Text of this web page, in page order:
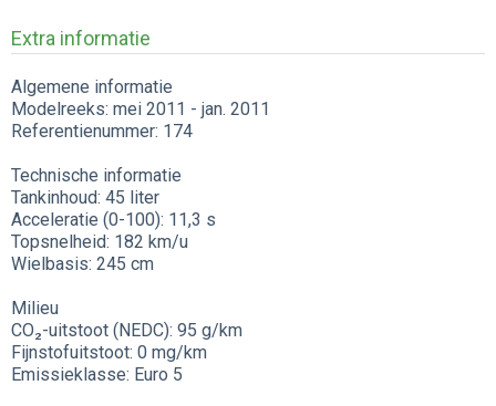
Extra informatie
Algemene informatie
Modelreeks: mei 2011 - jan. 2011
Referentienummer: 174
Technische informatie
Tankinhoud: 45 liter
Acceleratie (0-100): 11,3 s
Topsnelheid: 182 km/u
Wielbasis: 245 cm
Milieu
CO₂-uitstoot (NEDC): 95 g/km
Fijnstofuitstoot: 0 mg/km
Emissieklasse: Euro 5